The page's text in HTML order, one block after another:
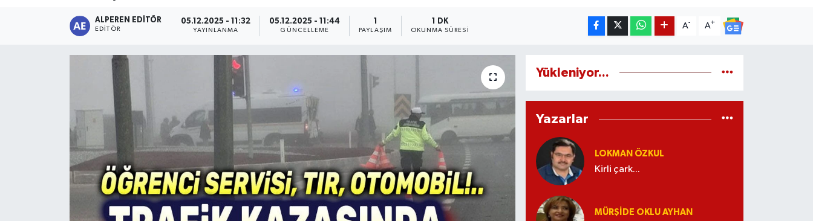
ALPEREN EDITÖR
EDITÖR
05.12.2025 - 11:32
YAYINLANMA
05.12.2025 - 11:44
GÜNCELLEME PAYLAŞIM
1 DK
OKUNMA SÜRESI
A- A+
Yükleniyor...
Yazarlar
LOKMAN ÖZKUL
Kirli çark...
MÜRŞIDE OKLU AYHAN
Magazin